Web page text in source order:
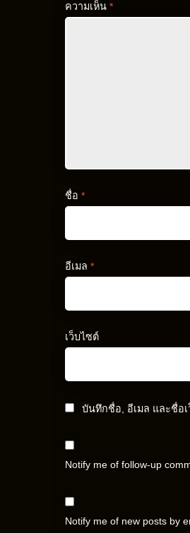
ความเห็น *
ชื่อ *
อีเมล *
เว็บไซต์
บันทึกชื่อ, อีเมล และชื่อ
Notify me of follow-up
Notify me of new posts by